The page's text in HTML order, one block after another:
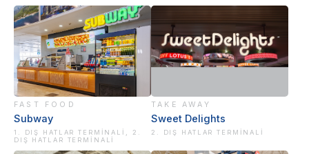
FAST FOOD
Subway
1. DIŞ HATLAR TERMINALI, 2.
DIŞ HATLAR TERMINALI
TAKE AWAY
Sweet Delights
2. DIŞ HATLAR TERMINALI